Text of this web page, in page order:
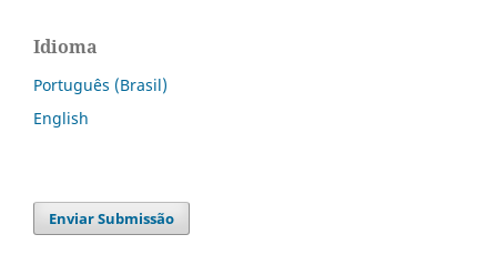
Idioma
Português (Brasil)
English
Enviar Submissão